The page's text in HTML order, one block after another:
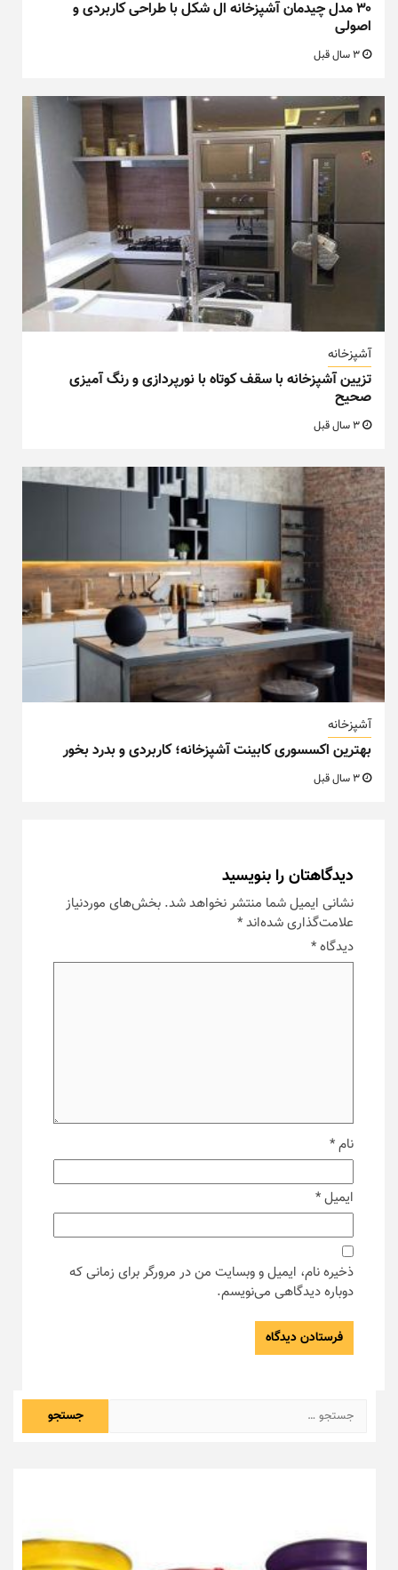
۳۰ مدل چیدمان آشپزخانه ال شکل با طراحی کاربردی و
اصولی
آشپزخانه
تزیین آشپزخانه با سقف کوتاه با نورپردازی و رنگ آمیزی
صحیح
آشپزخانه
بهترین اکسسوری کابینت آشپزخانه؛ کاربردی و بدرد بخور
دیدگاهتان را بنویسید
نشانی ایمیل شما منتشر نخواهد شد. بخش‌های موردنیاز
علامت‌گذاری شده‌اند*
دیدگاه*
نام*
ایمیل*
ذخیره نام، ایمیل و وبسایت من در مرورگر برای زمانی که
دوباره دیدگاهی می‌نویسم.
جستجو
برای: